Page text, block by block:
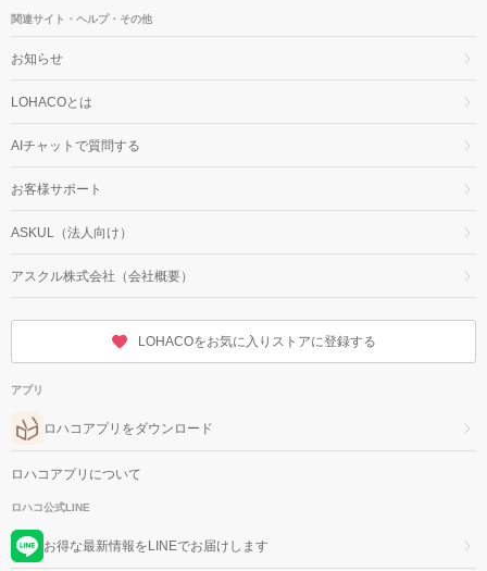
関連サイト・ヘルプ・その他
お知らせ
LOHACOとは
AIチャットで質問する
お客様サポート
ASKUL（法人向け）
アスクル株式会社（会社概要）
LOHACOをお気に入りストアに登録する
アプリ
ロハコアプリをダウンロード
ロハコアプリについて
ロハコ公式LINE
お得な最新情報をLINEでお届けします